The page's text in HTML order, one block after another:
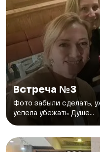
Встреча №3
Фото забыли сделать,
успела убежать Душе...